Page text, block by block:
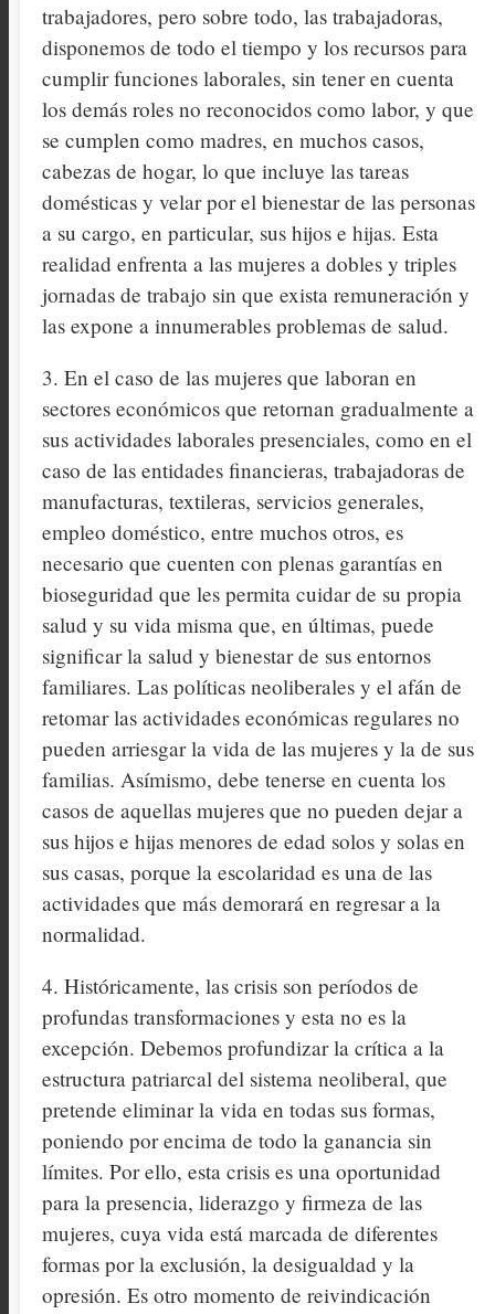
trabajadores, pero sobre todo, las trabajadoras,
disponemos de todo el tiempo y los recursos para
cumplir funciones laborales, sin tener en cuenta
los demás roles no reconocidos como labor, y que
se cumplen como madres, en muchos casos,
cabezas de hogar, lo que incluye las tareas
domésticas y velar por el bienestar de las personas
a su cargo, en particular, sus hijos e hijas. Esta
realidad enfrenta a las mujeres a dobles y triples
jornadas de trabajo sin que exista remuneración y
las expone a innumerables problemas de salud.
3. En el caso de las mujeres que laboran en
sectores económicos que retornan gradualmente a
sus actividades laborales presenciales, como en el
caso de las entidades financieras, trabajadoras de
manufacturas, textileras, servicios generales,
empleo doméstico, entre muchos otros, es
necesario que cuenten con plenas garantías en
bioseguridad que les permita cuidar de su propia
salud y su vida misma que, en últimas, puede
significar la salud y bienestar de sus entornos
familiares. Las políticas neoliberales y el afán de
retomar las actividades económicas regulares no
pueden arriesgar la vida de las mujeres y la de sus
familias. Asímismo, debe tenerse en cuenta los
casos de aquellas mujeres que no pueden dejar a
sus hijos e hijas menores de edad solos y solas en
sus casas, porque la escolaridad es una de las
actividades que más demorará en regresar a la
normalidad.
4. Históricamente, las crisis son períodos de
profundas transformaciones y esta no es la
excepción. Debemos profundizar la crítica a la
estructura patriarcal del sistema neoliberal, que
pretende eliminar la vida en todas sus formas,
poniendo por encima de todo la ganancia sin
límites. Por ello, esta crisis es una oportunidad
para la presencia, liderazgo y firmeza de las
mujeres, cuya vida está marcada de diferentes
formas por la exclusión, la desigualdad y la
opresión. Es otro momento de reivindicación